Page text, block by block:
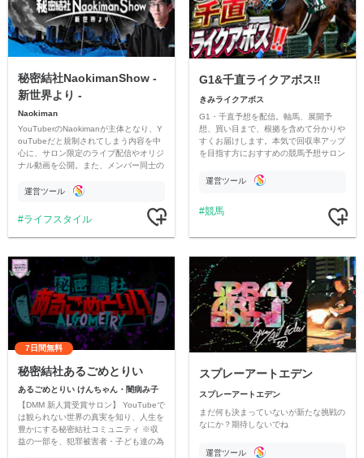
秘密結社NaokimanShow -
新世界より -
Naokiman
YouTuberのNaokimanが主体となり、Y
ouTubeだと規制されてしまう内容を中
心に、サロン限定のライブ配信やオリジ
ナル動画を公開。また、メンバー同士の
ただいています。
運営ツール
ライフスタイル
G1&千直ライクアボス‼️
きみライクアボス
G1・千直予想を配信。軸馬、展開予
想、買い目まで、根拠を含めて分かりや
すくお届けします。本気で回収率アップ
を目指す方におすすめの競馬予想サロン
運営ツール
競馬
7日間無料
秘密結社あるごめとりい
あるごめとりい けんちゃん・闇病み子
【DMM 新人賞受賞サロン】 YouTubeで
は観られない世界の真実を知り、人生を
豊かにする秘密結社コミュニティ ※収
益の一部を、犯罪被害者・子ども達の為
スプレーアートエデン
スプレーアートエデン
まだ何も決まっていないが新たな挑戦の
なにか？期待しないでね
運営ツール